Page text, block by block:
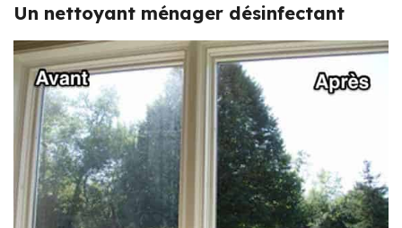
Un nettoyant ménager désinfectant